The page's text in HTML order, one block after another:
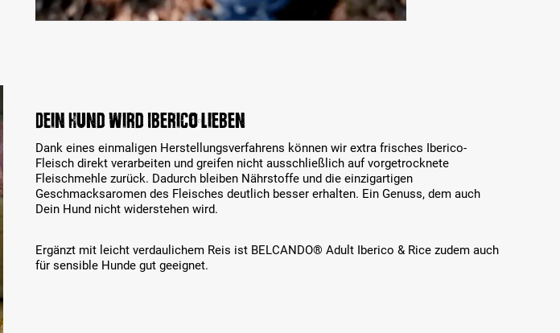
Dein Hund wird Iberico lieben
Dank eines einmaligen Herstellungsverfahrens können wir extra frisches Iberico-
Fleisch direkt verarbeiten und greifen nicht ausschließlich auf vorgetrocknete
Fleischmehle zurück. Dadurch bleiben Nährstoffe und die einzigartigen
Geschmacksaromen des Fleisches deutlich besser erhalten. Ein Genuss, dem auch
Dein Hund nicht widerstehen wird.
Ergänzt mit leicht verdaulichem Reis ist BELCANDO® Adult Iberico & Rice zudem auch
für sensible Hunde gut geeignet.